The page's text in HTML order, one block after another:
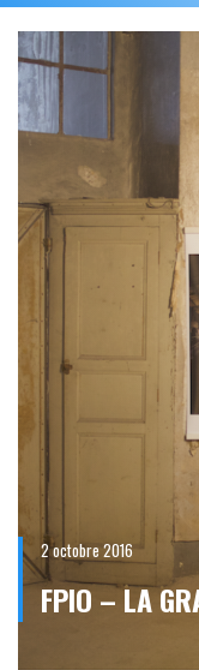
2 octobre 2016
FPIO – LA